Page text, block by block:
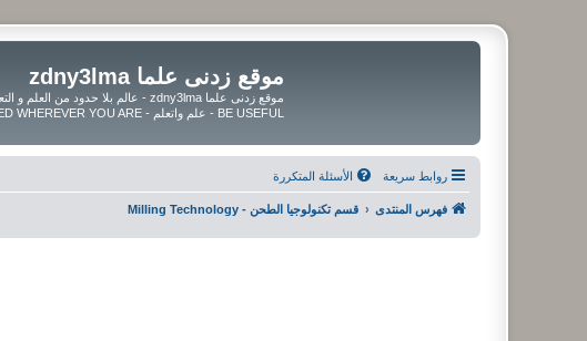
موقع زدنى علما zdny3lma
BE USEFUL - علم واتعلم - BE UPDATED - BE BLESSED WHEREVER YOU ARE
روابط سريعة الأسئلة المتكررة
فهرس المنتدى قسم تكنولوجيا الطحن - Milling Technology